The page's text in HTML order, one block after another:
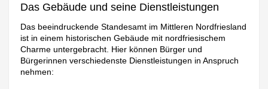
Das Gebäude und seine Dienstleistungen
Das beeindruckende Standesamt im Mittleren Nordfriesland
ist in einem historischen Gebäude mit nordfriesischem
Charme untergebracht. Hier können Bürger und
Bürgerinnen verschiedenste Dienstleistungen in Anspruch
nehmen: